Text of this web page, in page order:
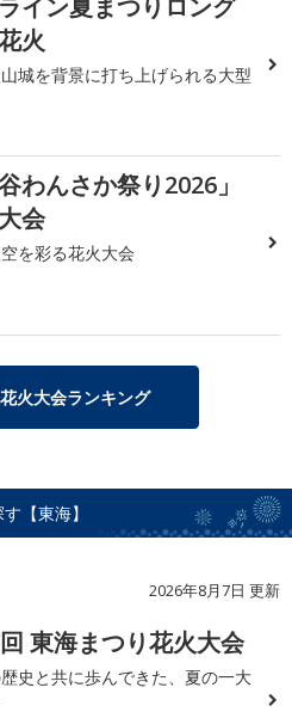
イン夏まつりロング
火
城を背景に打ち上げられる大型
谷わんさか祭り2026」
会
を彩る花火大会
火大会ランキング
【東海】
2026年8月7日 更新
東海まつり花火大会
史と共に歩んできた、夏の一大